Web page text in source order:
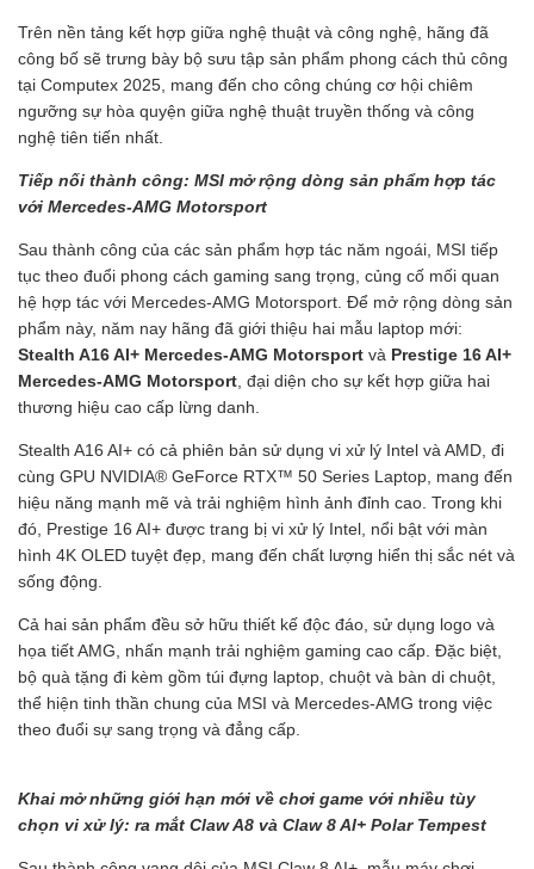
Trên nền tảng kết hợp giữa nghệ thuật và công nghệ, hãng đã
công bố sẽ trưng bày bộ sưu tập sản phẩm phong cách thủ công
tại Computex 2025, mang đến cho công chúng cơ hội chiêm
ngưỡng sự hòa quyện giữa nghệ thuật truyền thống và công
nghệ tiên tiến nhất.
Tiếp nối thành công: MSI mở rộng dòng sản phẩm hợp tác
với Mercedes-AMG Motorsport
Sau thành công của các sản phẩm hợp tác năm ngoái, MSI tiếp
tục theo đuổi phong cách gaming sang trọng, củng cố mối quan
hệ hợp tác với Mercedes-AMG Motorsport. Để mở rộng dòng sản
phẩm này, năm nay hãng đã giới thiệu hai mẫu laptop mới:
Stealth A16 AI+ Mercedes-AMG Motorsport và Prestige 16 AI+
Mercedes-AMG Motorsport , đại diện cho sự kết hợp giữa hai
thương hiệu cao cấp lừng danh.
Stealth A16 AI+ có cả phiên bản sử dụng vi xử lý Intel và AMD, đi
cùng GPU NVIDIA® GeForce RTX™ 50 Series Laptop, mang đến
hiệu năng mạnh mẽ và trải nghiệm hình ảnh đỉnh cao. Trong khi
đó, Prestige 16 AI+ được trang bị vi xử lý Intel, nổi bật với màn
hình 4K OLED tuyệt đẹp, mang đến chất lượng hiển thị sắc nét và
sống động.
Cả hai sản phẩm đều sở hữu thiết kế độc đáo, sử dụng logo và
họa tiết AMG, nhấn mạnh trải nghiệm gaming cao cấp. Đặc biệt,
bộ quà tặng đi kèm gồm túi đựng laptop, chuột và bàn di chuột,
thể hiện tinh thần chung của MSI và Mercedes-AMG trong việc
theo đuổi sự sang trọng và đẳng cấp.
Khai mở những giới hạn mới về chơi game với nhiều tùy
chọn vi xử lý: ra mắt Claw A8 và Claw 8 AI+ Polar Tempest